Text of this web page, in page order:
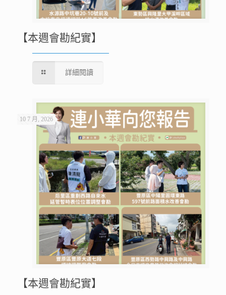
【本週會勘紀實】
詳細閱讀
10 7 月, 2026
【本週會勘紀實】